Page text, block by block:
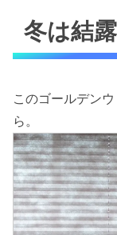
冬は結
このゴールデン
ら。